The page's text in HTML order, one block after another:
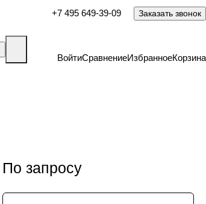
+7 495 649-39-09 Заказать звонок
ВойтиСравнениеИзбранноеКорзина
По запросу